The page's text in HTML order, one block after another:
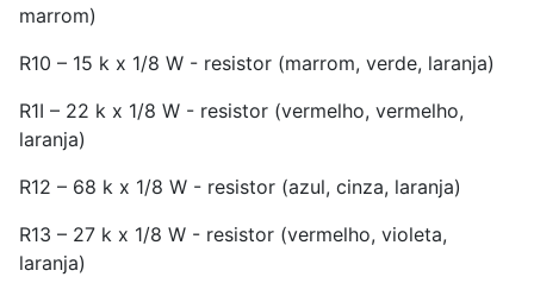
marrom)
R10 – 15 k x 1/8 W - resistor (marrom, verde, laranja)
R1I – 22 k x 1/8 W - resistor (vermelho, vermelho,
laranja)
R12 – 68 k x 1/8 W - resistor (azul, cinza, laranja)
R13 – 27 k x 1/8 W - resistor (vermelho, violeta,
laranja)